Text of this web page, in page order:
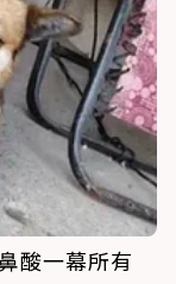
酸一幕所有